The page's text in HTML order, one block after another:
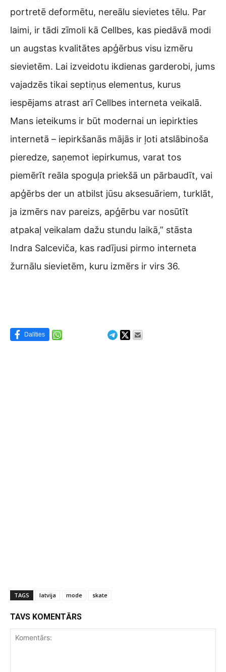
portretē deformētu, nereālu sievietes tēlu. Par
laimi, ir tādi zīmoli kā Cellbes, kas piedāvā modi
un augstas kvalitātes apģērbus visu izmēru
sievietēm. Lai izveidotu ikdienas garderobi, jums
vajadzēs tikai septiņus elementus, kurus
iespējams atrast arī Cellbes interneta veikalā.
Mans ieteikums ir būt modernai un iepirkties
internetā – iepirkšanās mājās ir ļoti atslābinoša
pieredze, saņemot iepirkumus, varat tos
piemērīt reāla spoguļa priekšā un pārbaudīt, vai
apģērbs der un atbilst jūsu aksesuāriem, turklāt,
ja izmērs nav pareizs, apģērbu var nosūtīt
atpakaļ veikalam dažu stundu laikā,” stāsta
Indra Salceviča, kas radījusi pirmo interneta
žurnālu sievietēm, kuru izmērs ir virs 36.
Dalīties
TAGS latvija mode skate
TAVS KOMENTĀRS